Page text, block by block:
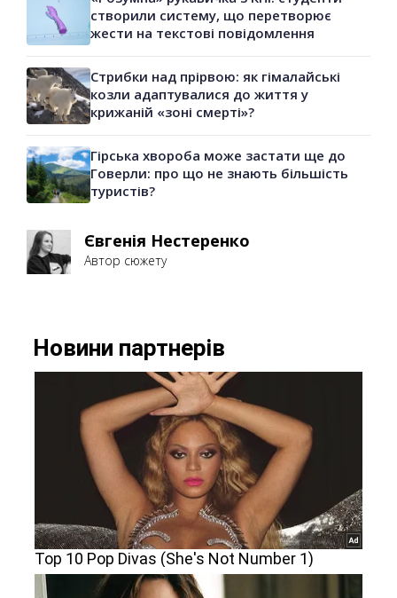
створили систему, що перетворює
жести на текстові повідомлення
Стрибки над прірвою: як гімалайські
козли адаптувалися до життя у
крижаній «зоні смерті»?
Гірська хвороба може застати ще до
Говерли: про що не знають більшість
туристів?
Євгенія Нестеренко
Автор сюжету